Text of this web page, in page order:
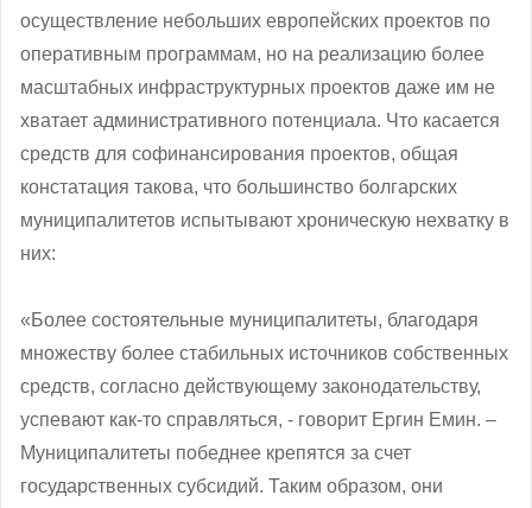
осуществление небольших европейских проектов по
оперативным программам, но на реализацию более
масштабных инфраструктурных проектов даже им не
хватает административного потенциала. Что касается
средств для софинансирования проектов, общая
констатация такова, что большинство болгарских
муниципалитетов испытывают хроническую нехватку в
них:
«Более состоятельные муниципалитеты, благодаря
множеству более стабильных источников собственных
средств, согласно действующему законодательству,
успевают как-то справляться, - говорит Ергин Емин. –
Муниципалитеты победнее крепятся за счет
государственных субсидий. Таким образом, они